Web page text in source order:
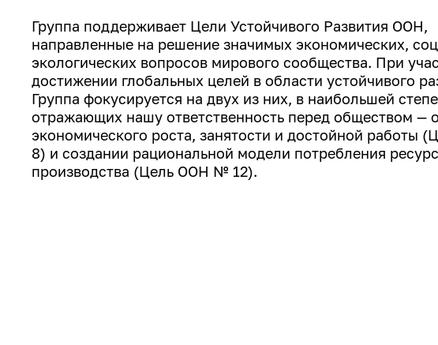
Группа поддерживает Цели Устойчивого Развития ООН,
направленные на решение значимых экономических,
экологических вопросов мирового сообщества. При
достижении глобальных целей в области устойчивого
Группа фокусируется на двух из них, в наибольшей
отражающих нашу ответственность перед обществом —
экономического роста, занятости и достойной работы
8) и создании рациональной модели потребления
производства (Цель ООН № 12).